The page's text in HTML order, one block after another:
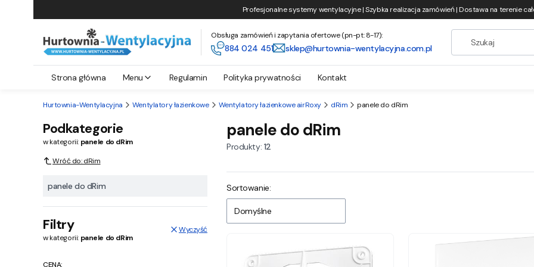
Profesjonalne systemy wentylacyjne | Szybka realizacja zamówień | Dostawa na terenie
Obsługa zamówień i zapytania ofertowe (pn-pt: 8-17):
884 024 451 sklep@hurtownia-wentylacyjna.com.pl
Strona główna Menu Regulamin Polityka prywatności Kontakt
Hurtownia-Wentylacyjna Wentylatory łazienkowe Wentylatory łazienkowe airRoxy dRim panele do dRim
Podkategorie
w kategorii: panele do dRim
Wróć do: dRim
panele do dRim
Filtry
w kategorii: panele do dRim
Wyczyść
CENA:
panele do dRim
Produkty: 12
Lista produktów
Sortowanie:
Domyślne